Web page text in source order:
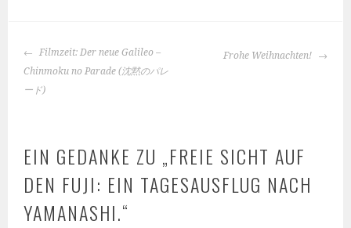
BEITRAGS-
NAVIGATION
Filmzeit: Der neue Galileo –
Chinmoku no Parade (沈黙のパレ
ード)
Frohe Weihnachten!
EIN GEDANKE ZU „FREIE SICHT AUF
DEN FUJI: EIN TAGESAUSFLUG NACH
YAMANASHI.“